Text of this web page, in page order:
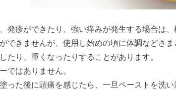
発疹ができたり、強い痒みが発生する場合は、
できませんが、使用し始めの頃に体調などさ
たり、重くなったりすることがあります。
ではありません。
った後に頭痛を感じたら、一旦ペーストを洗